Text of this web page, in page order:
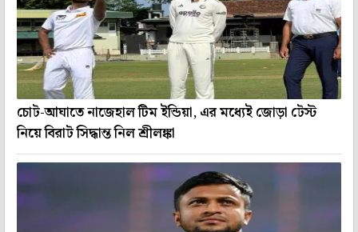
চোট-আঘাতে নাজেহাল টিম ইন্ডিয়া, এর মধ্যেই জোড়া টেস্ট
নিয়ে বিরাট সিদ্ধান্ত নিল শ্রীলঙ্কা